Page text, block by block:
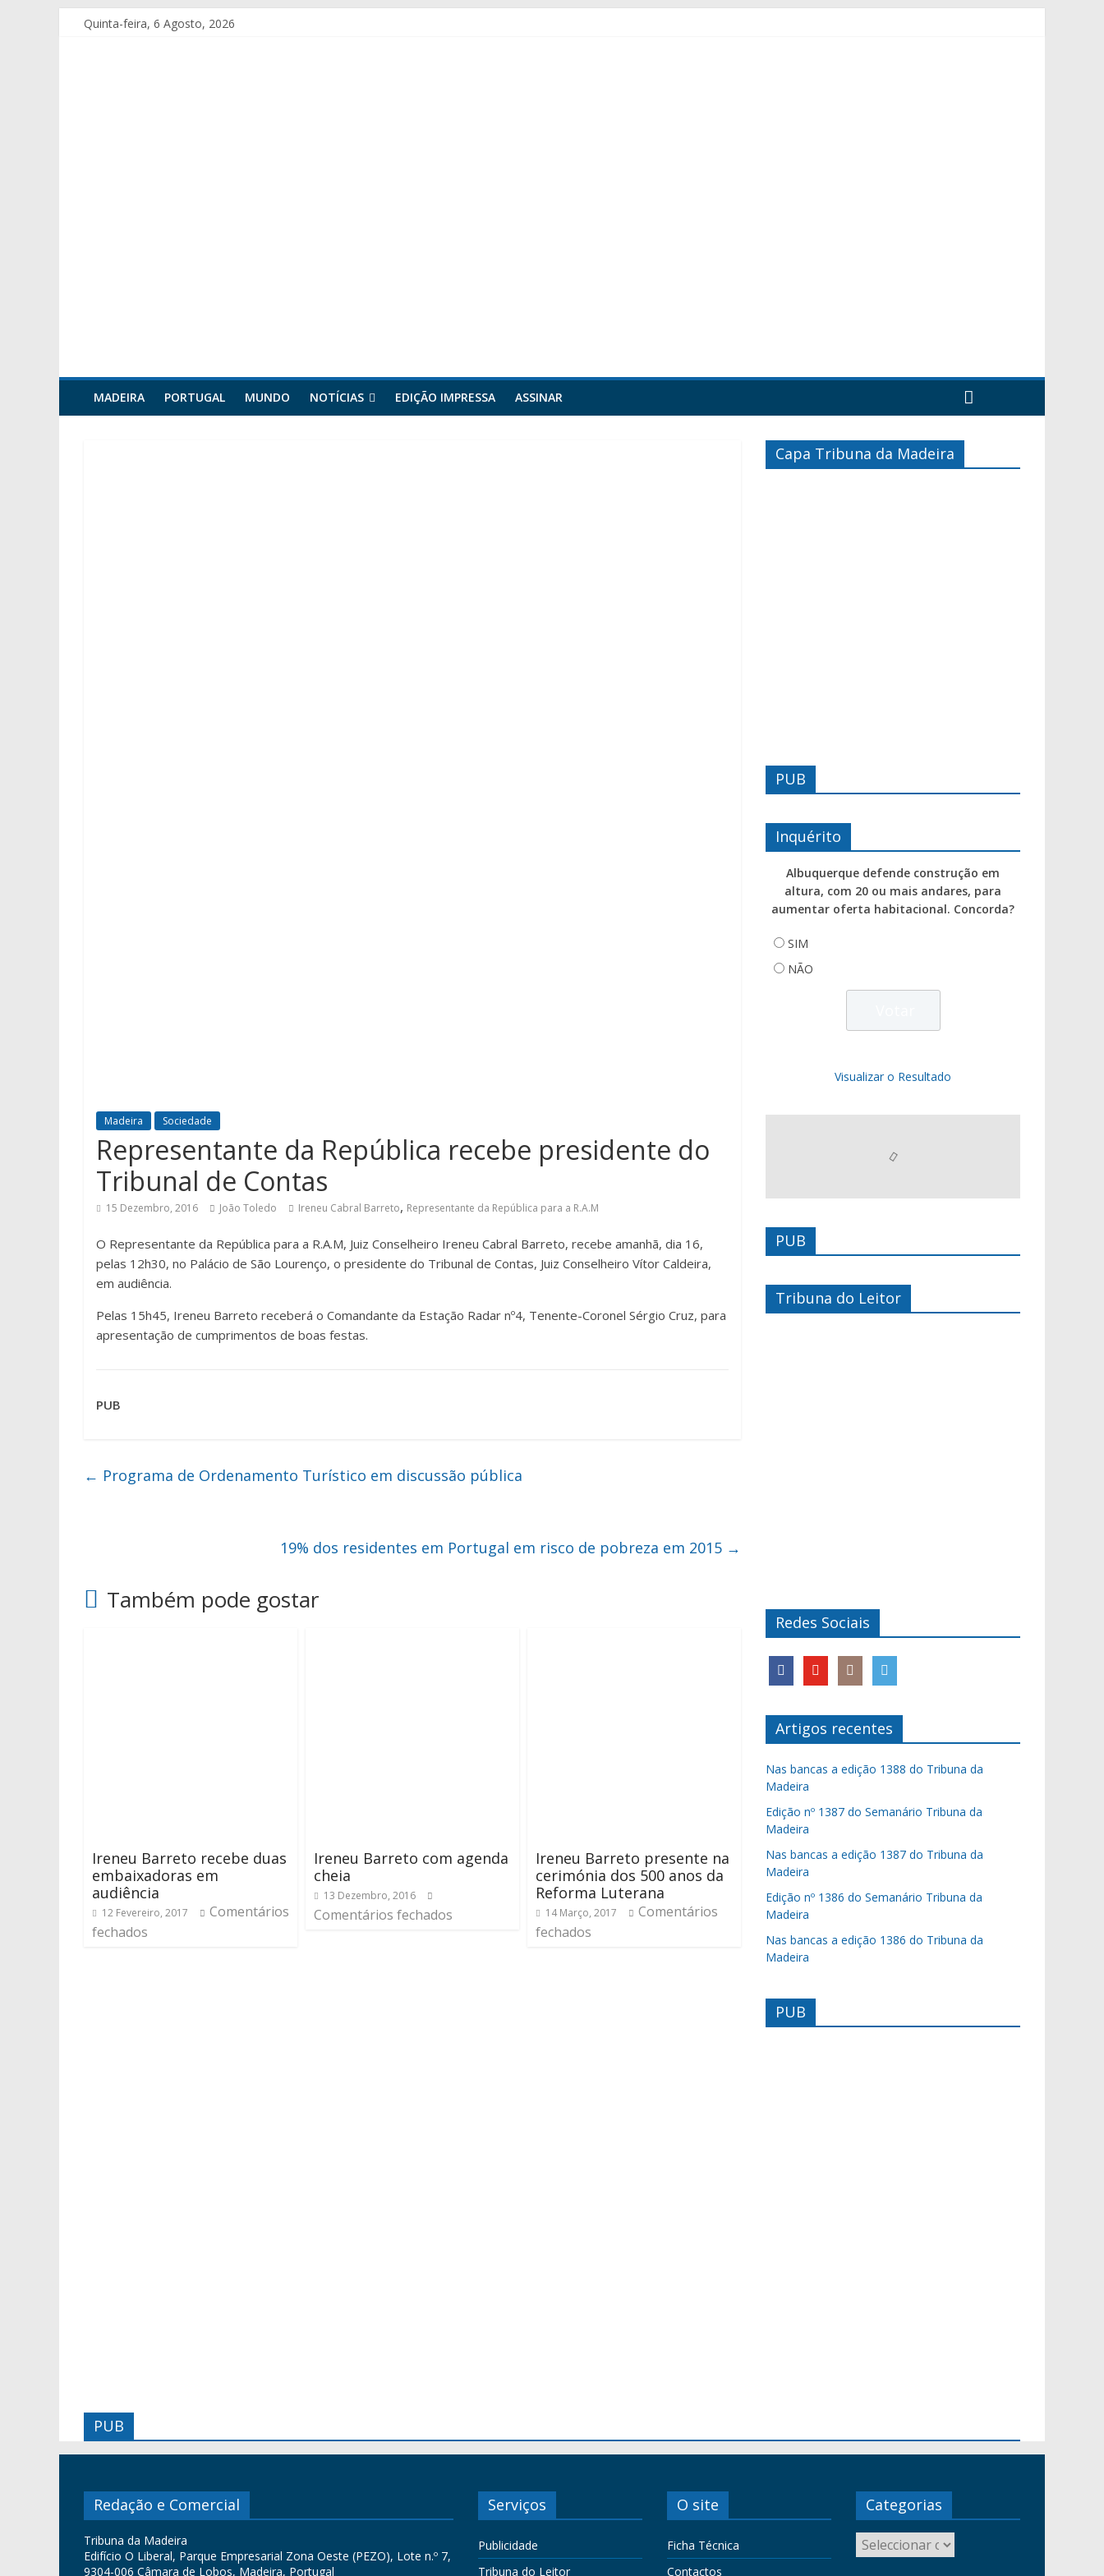
Quinta-feira, 6 Agosto, 2026
MADEIRA PORTUGAL MUNDO NOTÍCIAS EDIÇÃO IMPRESSA ASSINAR
Madeira Sociedade
Representante da República recebe presidente do
Tribunal de Contas
15 Dezembro, 2016 João Toledo Ireneu Cabral Barreto, Representante da República para a R.A.M
O Representante da República para a R.A.M, Juiz Conselheiro Ireneu Cabral Barreto, recebe amanhã, dia 16,
pelas 12h30, no Palácio de São Lourenço, o presidente do Tribunal de Contas, Juiz Conselheiro Vítor Caldeira,
em audiência.
Pelas 15h45, Ireneu Barreto receberá o Comandante da Estação Radar nº4, Tenente-Coronel Sérgio Cruz, para
apresentação de cumprimentos de boas festas.
PUB
← Programa de Ordenamento Turístico em discussão pública
19% dos residentes em Portugal em risco de pobreza em 2015 →
Também pode gostar
Ireneu Barreto recebe duas
embaixadoras em
audiência
12 Fevereiro, 2017
Comentários
fechados
Ireneu Barreto com agenda
cheia
13 Dezembro, 2016
Comentários fechados
Ireneu Barreto presente na
cerimónia dos 500 anos da
Reforma Luterana
14 Março, 2017
Comentários
fechados
Capa Tribuna da Madeira
PUB
Inquérito
Albuquerque defende construção em
altura, com 20 ou mais andares, para
aumentar oferta habitacional. Concorda?
SIM
NÃO
Visualizar o Resultado
PUB
Tribuna do Leitor
Redes Sociais
Artigos recentes
Nas bancas a edição 1388 do Tribuna da
Madeira
Edição nº 1387 do Semanário Tribuna da
Madeira
Nas bancas a edição 1387 do Tribuna da
Madeira
Edição nº 1386 do Semanário Tribuna da
Madeira
Nas bancas a edição 1386 do Tribuna da
Madeira
PUB
PUB
Redação e Comercial
Tribuna da Madeira
Edifício O Liberal, Parque Empresarial Zona Oeste (PEZO), Lote n.º 7,
9304-006 Câmara de Lobos, Madeira, Portugal
Serviços
Publicidade
Tribuna do Leitor
O site
Ficha Técnica
Contactos
Categorias